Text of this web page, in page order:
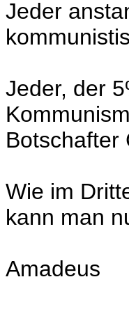
Jeder
Jeder, der
Botschafter
Wie im
kann man
Amadeus